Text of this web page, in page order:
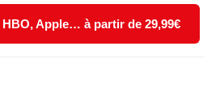
HBO, Apple… à partir de 29,99€